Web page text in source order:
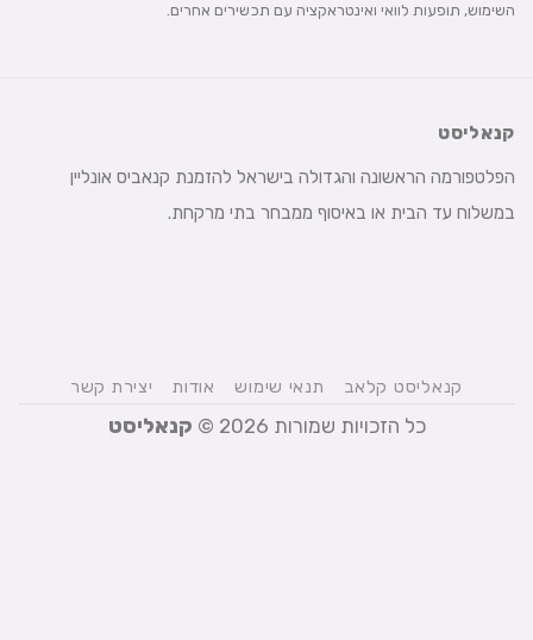
השימוש, תופעות לוואי ואינטראקציה עם תכשירים אחרים.
קנאליסט
הפלטפורמה הראשונה והגדולה בישראל להזמנת קנאביס אונליין
במשלוח עד הבית או באיסוף ממבחר בתי מרקחת.
קנאליסט קלאב תנאי שימוש אודות יצירת קשר
כל הזכויות שמורות 2026 © קנאליסט